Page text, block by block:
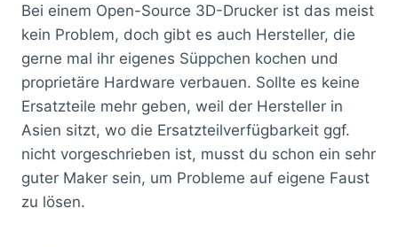
Bei einem Open-Source 3D-Drucker ist das meist
kein Problem, doch gibt es auch Hersteller, die
gerne mal ihr eigenes Süppchen kochen und
proprietäre Hardware verbauen. Sollte es keine
Ersatzteile mehr geben, weil der Hersteller in
Asien sitzt, wo die Ersatzteilverfügbarkeit ggf.
nicht vorgeschrieben ist, musst du schon ein sehr
guter Maker sein, um Probleme auf eigene Faust
zu lösen.